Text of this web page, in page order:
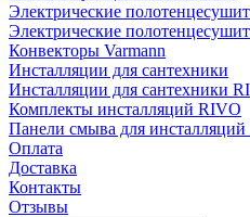
Электрические
Электрические
Конвекторы Varmann
Инсталляции для сантехники
Инсталляции для сантехники
Комплекты инсталляций RIVO
Панели смыва для
Оплата
Доставка
Контакты
Отзывы